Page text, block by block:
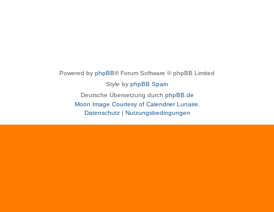
Powered by phpBB® Forum Software © phpBB Limited
Style by phpBB Spain
Deutsche Übersetzung durch phpBB.de
Moon Image Courtesy of Calendrier Lunaire.
Datenschutz| Nutzungsbedingungen